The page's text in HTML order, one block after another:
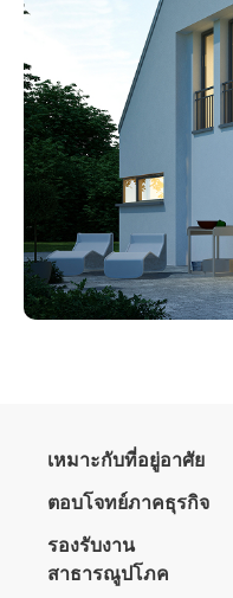
เหมาะกับที่อยู่อาศัย
ตอบโจทย์ภาคธุรกิจ
รองรับงาน
สาธารณูปโภค